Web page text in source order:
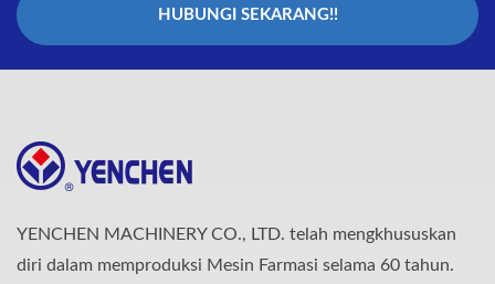
HUBUNGI SEKARANG!!
YENCHEN MACHINERY CO., LTD. telah mengkhususkan
diri dalam memproduksi Mesin Farmasi selama 60 tahun.